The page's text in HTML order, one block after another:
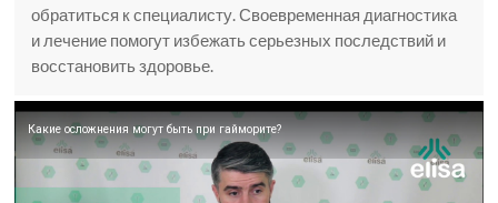
обратиться к специалисту. Своевременная диагностика
и лечение помогут избежать серьезных последствий и
восстановить здоровье.
Какие осложнения могут быть при гайморите?